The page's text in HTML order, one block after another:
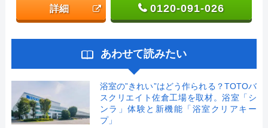
詳細 0120-091-026
あわせて読みたい
浴室の”きれい”はどう作られる？TOTOバ
スクリエイト佐倉工場を取材。浴室「シ
ンラ」体験と新機能「浴室クリアキー
プ」